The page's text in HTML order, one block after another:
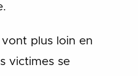
plus loin en
victimes se